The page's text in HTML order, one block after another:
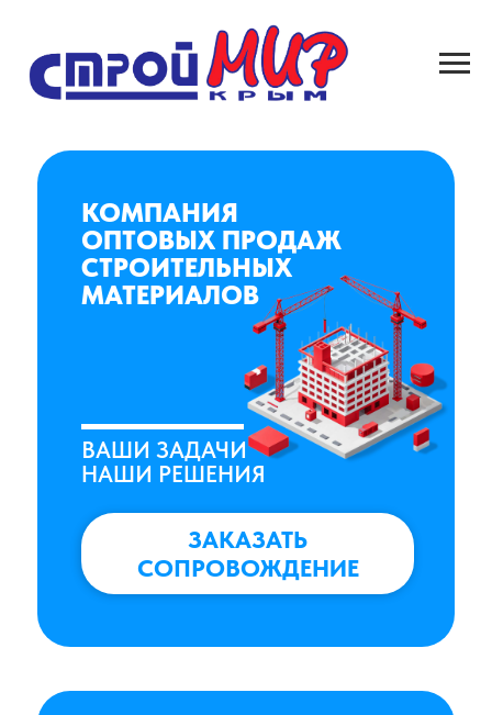
КОМПАНИЯ
ОПТОВЫХ ПРОДАЖ
СТРОИТЕЛЬНЫХ
МАТЕРИАЛОВ
ВАШИ ЗАДАЧИ
НАШИ РЕШЕНИЯ
ЗАКАЗАТЬ
СОПРОВОЖДЕНИЕ